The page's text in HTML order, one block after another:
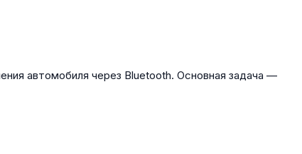
автомобиля через Bluetooth. Основная задача —